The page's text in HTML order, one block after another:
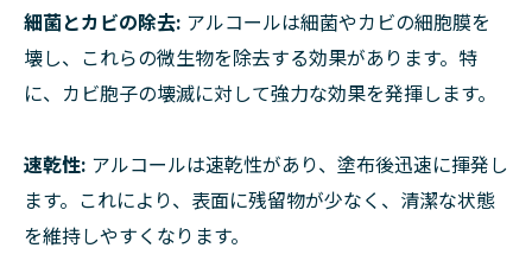
細菌とカビの除去: アルコールは細菌やカビの細胞膜を
壊し、これらの微生物を除去する効果があります。特
に、カビ胞子の壊滅に対して強力な効果を発揮します。
速乾性: アルコールは速乾性があり、塗布後迅速に揮発し
ます。これにより、表面に残留物が少なく、清潔な状態
を維持しやすくなります。